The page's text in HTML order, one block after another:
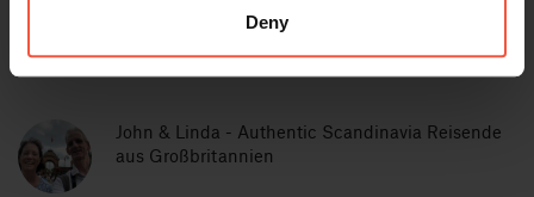
Deny
Lesen Sie Reisetipps von unseren Experten vor Ort und von
unseren Reisenden.
John & Linda - Authentic Scandinavia Reisende
aus Großbritannien